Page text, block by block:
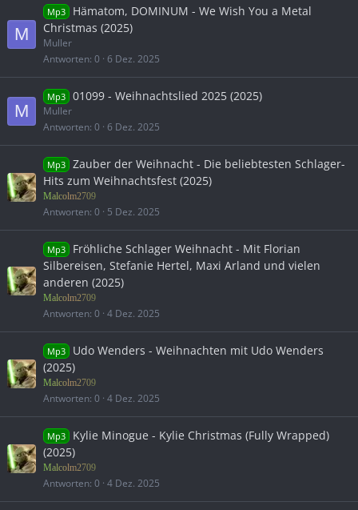
M
Mp3
Hämatom, DOMINUM - We Wish You a Metal
Christmas (2025)
Muller
Antworten 0 6 Dez. 2025
M
Mp3 01099 - Weihnachtslied 2025 (2025)
Muller
Antworten 0 6 Dez. 2025
Mp3
Zauber der Weihnacht - Die beliebtesten Schlager-
Hits zum Weihnachtsfest (2025)
Malcolm2709
Antworten 0 5 Dez. 2025
Mp3
Fröhliche Schlager Weihnacht - Mit Florian
Silbereisen, Stefanie Hertel, Maxi Arland und vielen
anderen (2025)
Malcolm2709
Antworten 0 4 Dez. 2025
Mp3
Udo Wenders - Weihnachten mit Udo Wenders
(2025)
Malcolm2709
Antworten 0 4 Dez. 2025
Mp3
Kylie Minogue - Kylie Christmas (Fully Wrapped)
(2025)
Malcolm2709
Antworten 0 4 Dez. 2025